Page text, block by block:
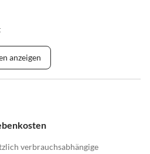
anzeigen
verbrauchsabhängige